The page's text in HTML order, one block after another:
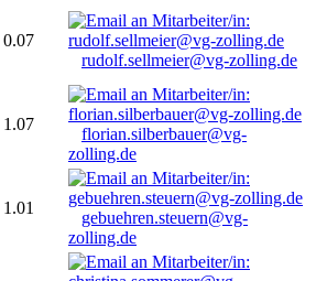
0.07
rudolf.sellmeier@vg-zolling.de
1.07
florian.silberbauer@vg-
zolling.de
1.01
gebuehren.steuern@vg-
zolling.de